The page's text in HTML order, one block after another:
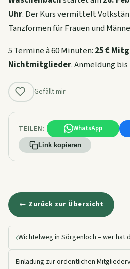
Uhr. Der Kurs vermittelt
Tanzformen für Frauen und
5 Termine à 60 Minuten: 25 €
Nichtmitglieder. Anmeldung bis
Gefällt mir
TEILEN: WhatsApp
Link kopieren
← Zurück zur Übersicht
‹
Einladung zur ordentlichen